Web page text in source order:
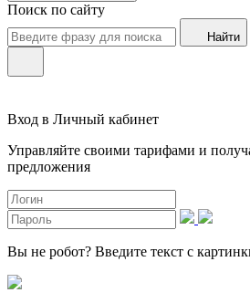
Поиск по сайту
Найти
Вход в Личный кабинет
Управляйте своими тарифами и
предложения
Вы не робот? Введите текст с